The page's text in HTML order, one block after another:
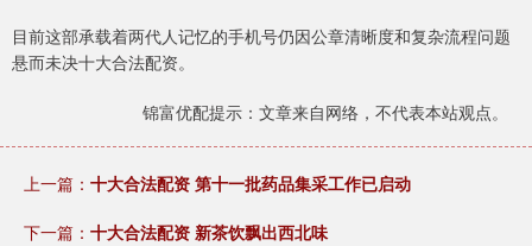
目前这部承载着两代人记忆的手机号仍因公章清晰度和复杂流程问题
悬而未决十大合法配资。
锦富优配提示：文章来自网络，不代表本站观点。
上一篇： 十大合法配资 第十一批药品集采工作已启动
下一篇： 十大合法配资 新茶饮飘出西北味